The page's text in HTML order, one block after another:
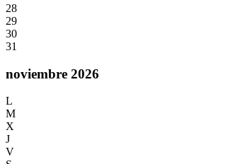
28
29
30
31
noviembre 2026
L
M
X
J
V